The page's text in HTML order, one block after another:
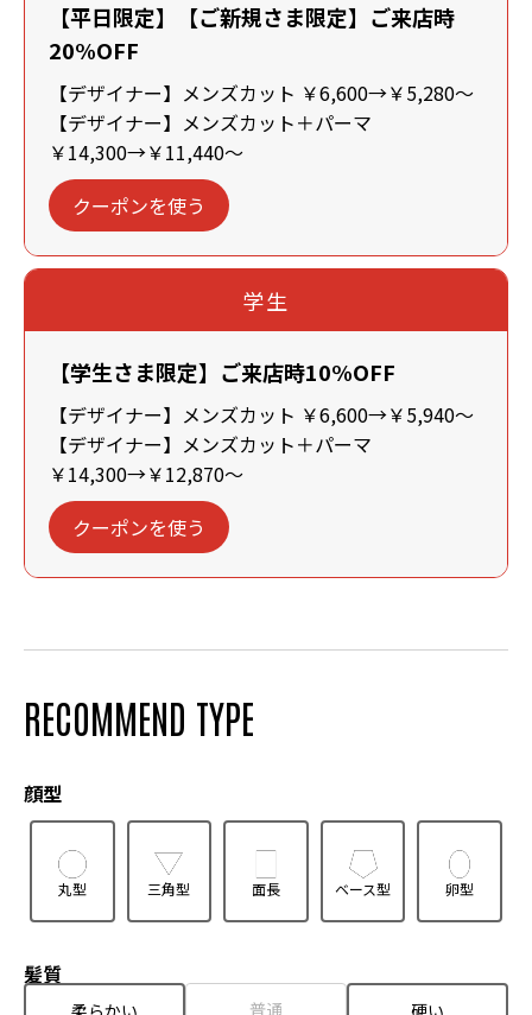
【平日限定】【ご新規さま限定】ご来店時
20%OFF
【デザイナー】メンズカット ￥6,600→￥5,280～
【デザイナー】メンズカット＋パーマ
￥14,300→￥11,440～
クーポンを使う
学生
【学生さま限定】ご来店時10%OFF
【デザイナー】メンズカット ￥6,600→￥5,940～
【デザイナー】メンズカット＋パーマ
￥14,300→￥12,870～
クーポンを使う
RECOMMEND TYPE
顔型
丸型 三角型 面長 ベース型 卵型
髪質
普通